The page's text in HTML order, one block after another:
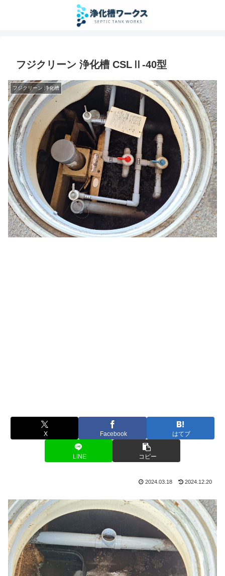
フジクリーン 浄化槽 CSLⅡ-40型
フジクリーン 浄化槽
X Facebook はてブ
LINE コピー
2024.03.18 2024.12.20